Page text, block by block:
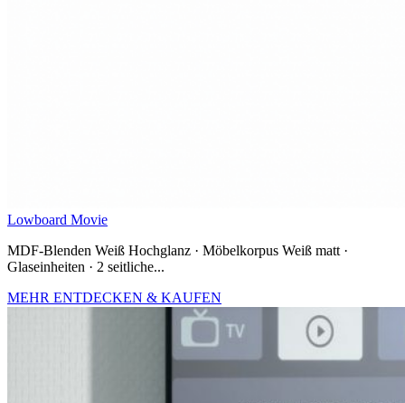
Lowboard Movie
MDF-Blenden Weiß Hochglanz · Möbelkorpus Weiß matt ·
Glaseinheiten · 2 seitliche...
MEHR ENTDECKEN & KAUFEN